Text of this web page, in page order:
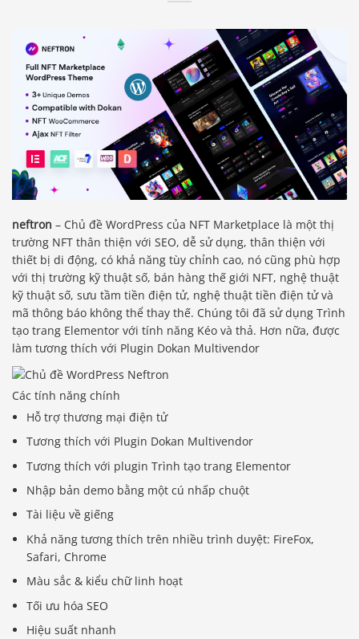
neftron – Chủ đề WordPress của NFT Marketplace là một thị
trường NFT thân thiện với SEO, dễ sử dụng, thân thiện với
thiết bị di động, có khả năng tùy chỉnh cao, nó cũng phù hợp
với thị trường kỹ thuật số, bán hàng thế giới NFT, nghệ thuật
kỹ thuật số, sưu tầm tiền điện tử, nghệ thuật tiền điện tử và
mã thông báo không thể thay thế. Chúng tôi đã sử dụng Trình
tạo trang Elementor với tính năng Kéo và thả. Hơn nữa, được
làm tương thích với Plugin Dokan Multivendor
Các tính năng chính
Hỗ trợ thương mại điện tử
Tương thích với Plugin Dokan Multivendor
Tương thích với plugin Trình tạo trang Elementor
Nhập bản demo bằng một cú nhấp chuột
Tài liệu về giếng
Khả năng tương thích trên nhiều trình duyệt: FireFox,
Safari, Chrome
Màu sắc & kiểu chữ linh hoạt
Tối ưu hóa SEO
Hiệu suất nhanh